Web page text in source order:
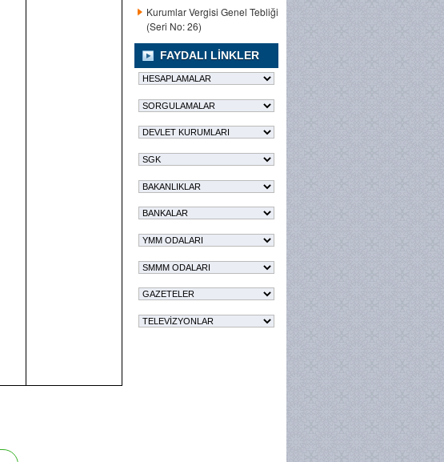
Kurumlar Vergisi Genel Tebliği
(Seri No: 26)
FAYDALI LINKLER